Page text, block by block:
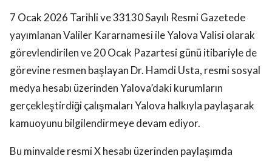
7 Ocak 2026 Tarihli ve 33130 Sayılı Resmi Gazetede
yayımlanan Valiler Kararnamesi ile Yalova Valisi olarak
görevlendirilen ve 20 Ocak Pazartesi günü itibariyle de
görevine resmen başlayan Dr. Hamdi Usta, resmi sosyal
medya hesabı üzerinden Yalova’daki kurumların
gerçekleştirdiği çalışmaları Yalova halkıyla paylaşarak
kamuoyunu bilgilendirmeye devam ediyor.
Bu minvalde resmi X hesabı üzerinden paylaşımda